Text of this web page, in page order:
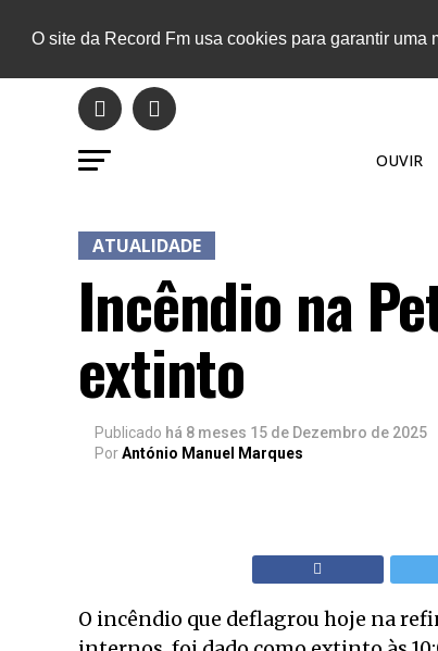
O site da Record Fm usa cookies para garantir
OUVIR
ATUALIDADE
Incêndio na
extinto
Publicado há 8 meses 15 de Dezembro de 2025
PorAntónio Manuel Marques
O incêndio que deflagrou hoje na